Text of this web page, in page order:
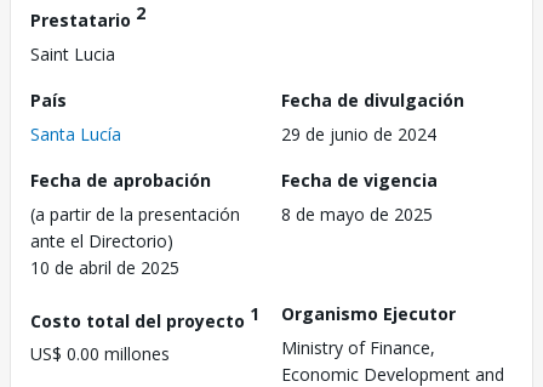
Prestatario 2
Saint Lucia
País
Santa Lucía
Fecha de divulgación
29 de junio de 2024
Fecha de aprobación
(a partir de la presentación
ante el Directorio)
10 de abril de 2025
Fecha de vigencia
8 de mayo de 2025
Costo total del proyecto 1
US$ 0.00 millones
Organismo Ejecutor
Ministry of Finance,
Economic Development and